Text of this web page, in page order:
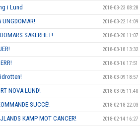
i Lund 2018-03-23 08:28
UNGDOMAR! 2018-03-22 14:09
SÄKERHET! 2018-03-20 11:07
2018-03-18 13:32
2018-03-16 17:51
2018-03-09 18:57
NOVA LUND! 2018-03-05 11:40
SUCCÉ! 2018-02-18 22:03
KAMP MOT CANCER! 2018-02-14 16:27